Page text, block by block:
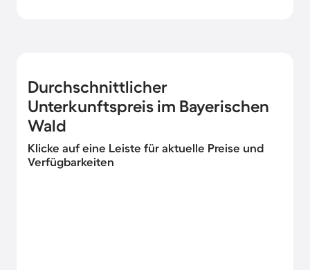
Durchschnittlicher
Unterkunftspreis im Bayerischen
Wald
Klicke auf eine Leiste für aktuelle Preise und
Verfügbarkeiten